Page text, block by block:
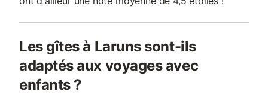
Les gîtes à Laruns sont-ils
adaptés aux voyages avec
enfants ?